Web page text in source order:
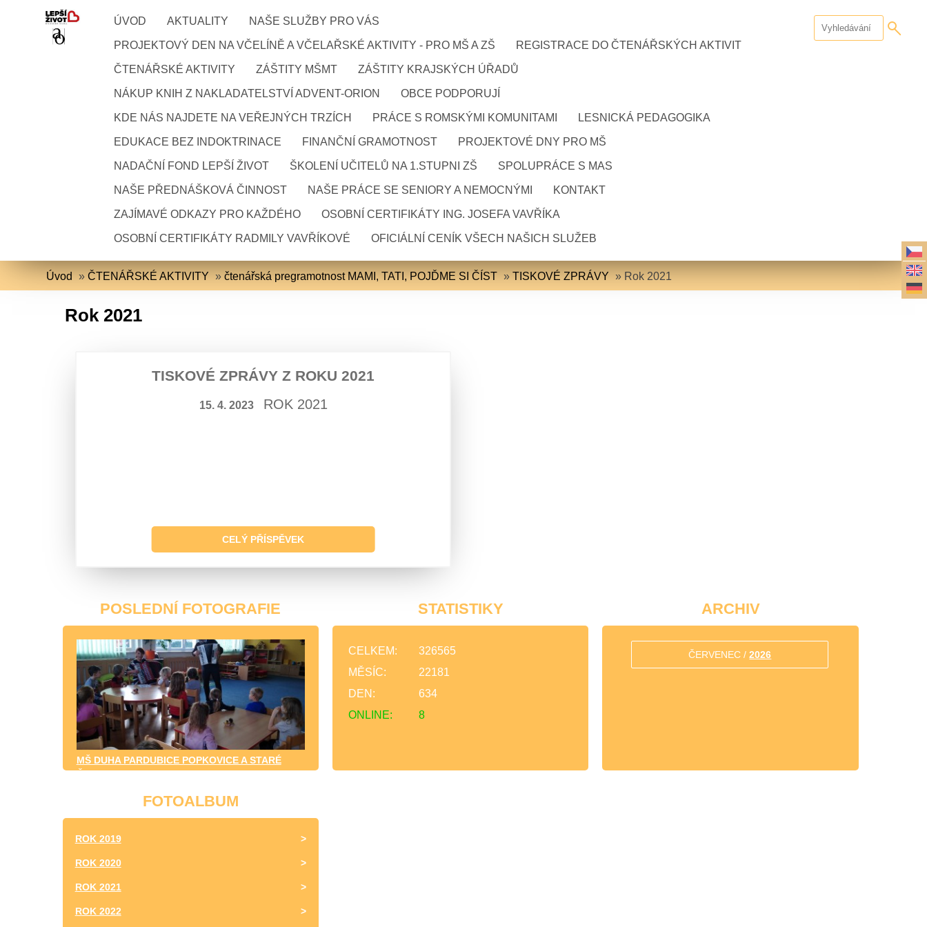
ÚVOD AKTUALITY NAŠE SLUŽBY PRO VÁS
PROJEKTOVÝ DEN NA VČELÍNĚ A VČELAŘSKÉ AKTIVITY - PRO MŠ A ZŠ REGISTRACE DO ČTENÁŘSKÝCH AKTIVIT
ČTENÁŘSKÉ AKTIVITY ZÁŠTITY MŠMT ZÁŠTITY KRAJSKÝCH ÚŘADŮ
NÁKUP KNIH Z NAKLADATELSTVÍ ADVENT-ORION OBCE PODPORUJÍ
KDE NÁS NAJDETE NA VEŘEJNÝCH TRZÍCH PRÁCE S ROMSKÝMI KOMUNITAMI LESNICKÁ PEDAGOGIKA
EDUKACE BEZ INDOKTRINACE FINANČNÍ GRAMOTNOST PROJEKTOVÉ DNY PRO MŠ
NADAČNÍ FOND LEPŠÍ ŽIVOT ŠKOLENÍ UČITELŮ NA 1.STUPNI ZŠ SPOLUPRÁCE S MAS
NAŠE PŘEDNÁŠKOVÁ ČINNOST NAŠE PRÁCE SE SENIORY A NEMOCNÝMI KONTAKT
ZAJÍMAVÉ ODKAZY PRO KAŽDÉHO OSOBNÍ CERTIFIKÁTY ING. JOSEFA VAVŘÍKA
OSOBNÍ CERTIFIKÁTY RADMILY VAVŘÍKOVÉ OFICIÁLNÍ CENÍK VŠECH NAŠICH SLUŽEB
Úvod »ČTENÁŘSKÉ AKTIVITY »čtenářská pregramotnost MAMI, TATI, POJĎME SI ČÍST »TISKOVÉ ZPRÁVY » Rok 2021
Rok 2021
TISKOVÉ ZPRÁVY Z ROKU 2021
15. 4. 2023 ROK 2021
CELÝ PŘÍSPĚVEK
POSLEDNÍ FOTOGRAFIE
MŠ DUHA PARDUBICE POPKOVICE A STARÉ
ČIVICE
STATISTIKY
ONLINE: 8
CELKEM:
326565
MĚSÍC:
22181
DEN:
634
ARCHIV
ČERVENEC /2026
FOTOALBUM
ROK 2019
ROK 2020
ROK 2021
ROK 2022